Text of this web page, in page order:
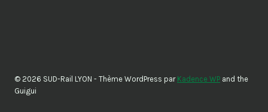
© 2026 SUD-Rail LYON - Thème WordPress par Kadence WP and the
Guigui